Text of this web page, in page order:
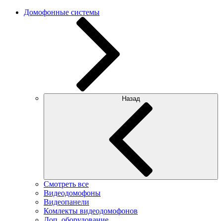
Домофонные системы
Назад
Смотреть все
Видеодомофоны
Видеопанели
Комлекты видеодомофонов